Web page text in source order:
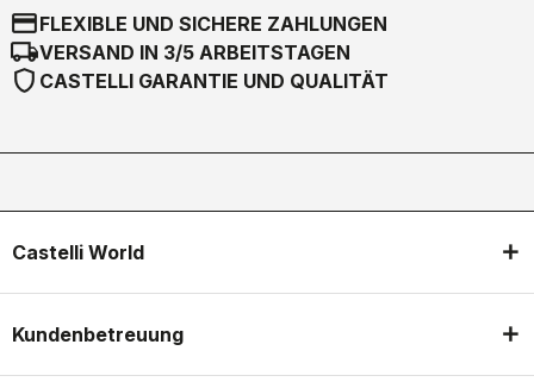
credit_cardFLEXIBLE UND SICHERE ZAHLUNGEN
local_shippingVERSAND IN 3/5 ARBEITSTAGEN
shield CASTELLI GARANTIE UND QUALITÄT
Castelli World
Kundenbetreuung